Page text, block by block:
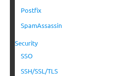
Postfix
SpamAssassin
Security
SSO
SSH/SSL/TLS